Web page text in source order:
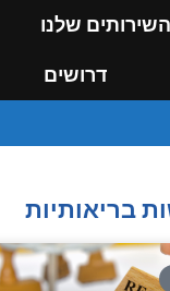
השירותים שלנו
דרושים
בריאותיות